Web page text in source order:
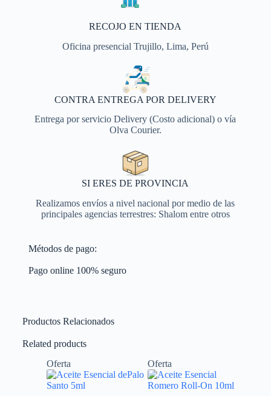
RECOJO EN TIENDA
Oficina presencial Trujillo, Lima, Perú
CONTRA ENTREGA POR DELIVERY
Entrega por servicio Delivery (Costo adicional) o vía
Olva Courier.
SI ERES DE PROVINCIA
Realizamos envíos a nivel nacional por medio de las
principales agencias terrestres: Shalom entre otros
Métodos de pago:
Pago online 100% seguro
Productos Relacionados
Related products
Oferta
Oferta